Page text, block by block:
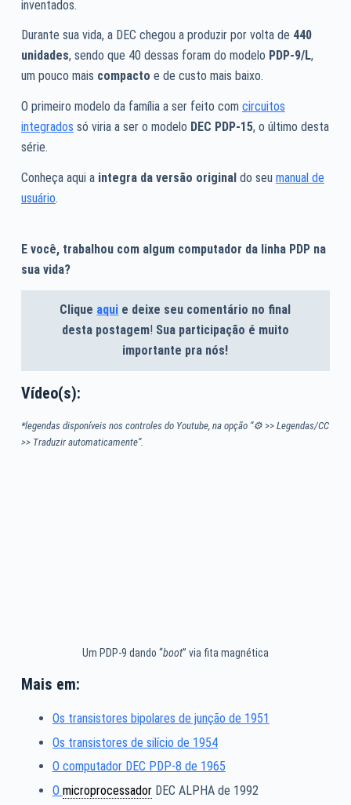
inventados.
Durante sua vida, a DEC chegou a produzir por volta de 440
unidades, sendo que 40 dessas foram do modelo PDP-9/L,
um pouco mais compacto e de custo mais baixo.
O primeiro modelo da família a ser feito com circuitos
integrados só viria a ser o modelo DEC PDP-15, o último desta
série.
Conheça aqui a integra da versão original do seu manual de
usuário.
E você, trabalhou com algum computador da linha PDP na
sua vida?
Clique aqui e deixe seu comentário no final
desta postagem! Sua participação é muito
importante pra nós!
Vídeo(s):
*legendas disponíveis nos controles do Youtube, na opção “⚙>> Legendas/CC
>> Traduzir automaticamente”.
Um PDP-9 dando “boot” via fita magnética
Mais em:
Os transistores bipolares de junção de 1951
Os transistores de silício de 1954
O computador DEC PDP-8 de 1965
O microprocessadorDEC ALPHA de 1992